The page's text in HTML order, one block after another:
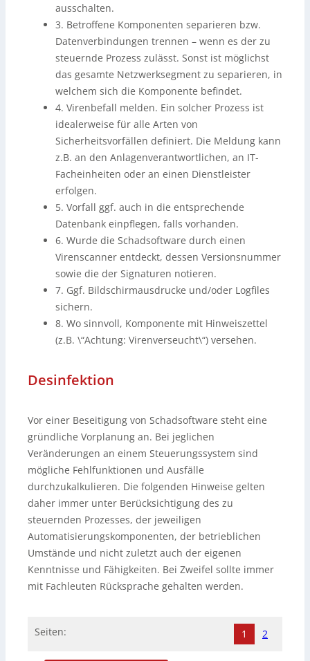
ausschalten.
3. Betroffene Komponenten separieren bzw.
Datenverbindungen trennen – wenn es der zu
steuernde Prozess zulässt. Sonst ist möglichst
das gesamte Netzwerksegment zu separieren, in
welchem sich die Komponente befindet.
4. Virenbefall melden. Ein solcher Prozess ist
idealerweise für alle Arten von
Sicherheitsvorfällen definiert. Die Meldung kann
z.B. an den Anlagenverantwortlichen, an IT-
Facheinheiten oder an einen Dienstleister
erfolgen.
5. Vorfall ggf. auch in die entsprechende
Datenbank einpflegen, falls vorhanden.
6. Wurde die Schadsoftware durch einen
Virenscanner entdeckt, dessen Versionsnummer
sowie die der Signaturen notieren.
7. Ggf. Bildschirmausdrucke und/oder Logfiles
sichern.
8. Wo sinnvoll, Komponente mit Hinweiszettel
(z.B. \“Achtung: Virenverseucht\“) versehen.
Desinfektion
Vor einer Beseitigung von Schadsoftware steht eine
gründliche Vorplanung an. Bei jeglichen
Veränderungen an einem Steuerungssystem sind
mögliche Fehlfunktionen und Ausfälle
durchzukalkulieren. Die folgenden Hinweise gelten
daher immer unter Berücksichtigung des zu
steuernden Prozesses, der jeweiligen
Automatisierungskomponenten, der betrieblichen
Umstände und nicht zuletzt auch der eigenen
Kenntnisse und Fähigkeiten. Bei Zweifel sollte immer
mit Fachleuten Rücksprache gehalten werden.
Seiten: 1 2